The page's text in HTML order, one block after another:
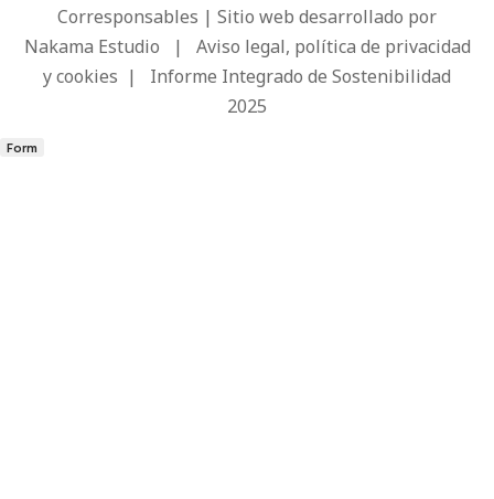
Corresponsables | Sitio web desarrollado por
Nakama Estudio | Aviso legal, política de privacidad
y cookies | Informe Integrado de Sostenibilidad
2025
Form